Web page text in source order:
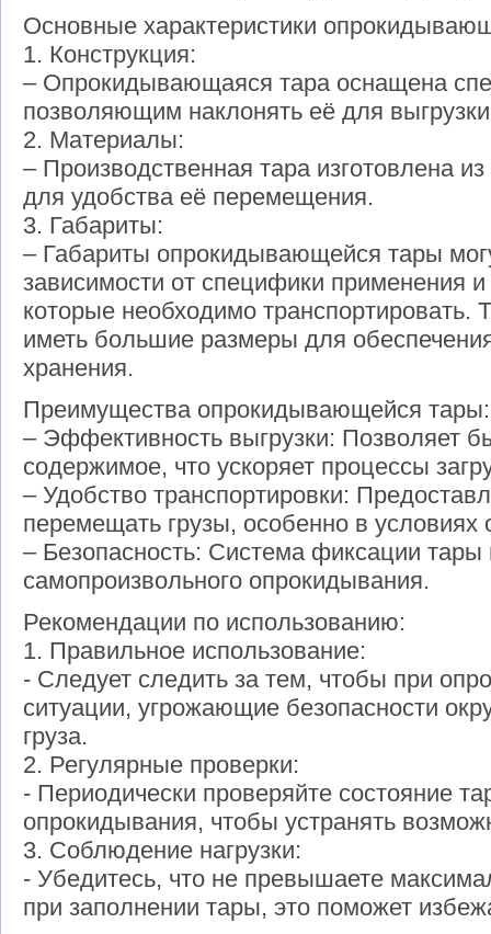
Основные характеристики
1. Конструкция:
– Опрокидывающаяся тара оснащена
позволяющим наклонять её для
2. Материалы:
– Производственная тара изготовлена
для удобства её перемещения.
3. Габариты:
– Габариты опрокидывающейся тары
зависимости от специфики применения
которые необходимо транспортировать.
иметь большие размеры для
хранения.
Преимущества опрокидывающейся тары:
– Эффективность выгрузки: Позволяет
содержимое, что ускоряет процессы
– Удобство транспортировки:
перемещать грузы, особенно в условиях
– Безопасность: Система фиксации
самопроизвольного опрокидывания.
Рекомендации по использованию:
1. Правильное использование:
- Следует следить за тем, чтобы при
ситуации, угрожающие безопасности
груза.
2. Регулярные проверки:
- Периодически проверяйте состояние
опрокидывания, чтобы устранять
3. Соблюдение нагрузки:
- Убедитесь, что не превышаете
при заполнении тары, это поможет